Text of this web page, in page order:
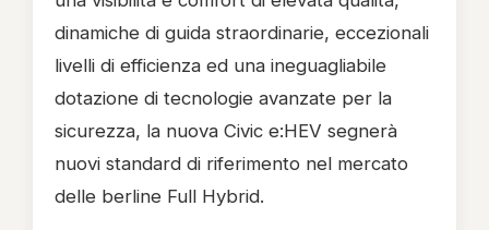
dinamiche di guida straordinarie, eccezionali
livelli di efficienza ed una ineguagliabile
dotazione di tecnologie avanzate per la
sicurezza, la nuova Civic e:HEV segnerà
nuovi standard di riferimento nel mercato
delle berline Full Hybrid.